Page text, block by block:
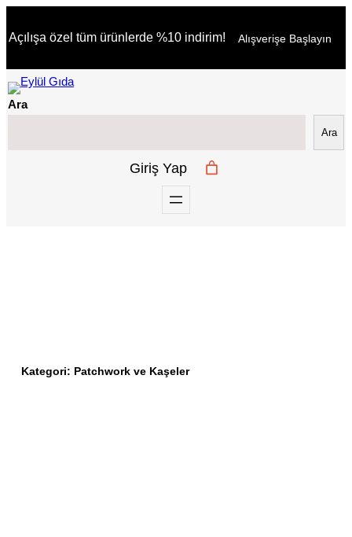
geç
Açılışa özel tüm ürünlerde %10 indirim! Alışverişe Başlayın
Ara
Ara
Giriş Yap
Kategori: Patchwork ve Kaşeler